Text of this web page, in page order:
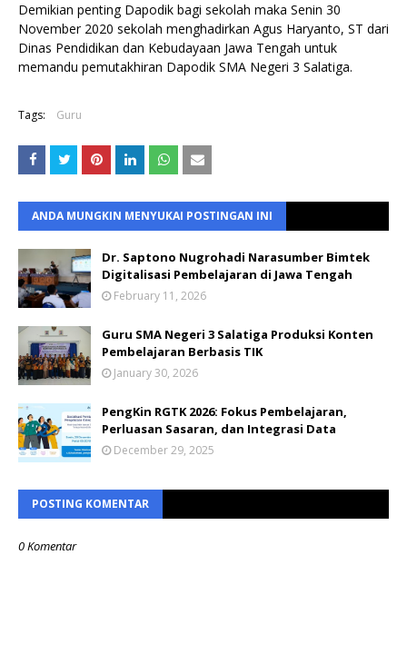
Demikian penting Dapodik bagi sekolah maka Senin 30
November 2020 sekolah menghadirkan Agus Haryanto, ST dari
Dinas Pendidikan dan Kebudayaan Jawa Tengah untuk
memandu pemutakhiran Dapodik SMA Negeri 3 Salatiga.
Tags: Guru
ANDA MUNGKIN MENYUKAI POSTINGAN INI
Dr. Saptono Nugrohadi Narasumber Bimtek
Digitalisasi Pembelajaran di Jawa Tengah
February 11, 2026
Guru SMA Negeri 3 Salatiga Produksi Konten
Pembelajaran Berbasis TIK
January 30, 2026
PengKin RGTK 2026: Fokus Pembelajaran,
Perluasan Sasaran, dan Integrasi Data
December 29, 2025
POSTING KOMENTAR
0 Komentar